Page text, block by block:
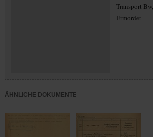
Transport
Ermordet
ÄHNLICHE DOKUMENTE